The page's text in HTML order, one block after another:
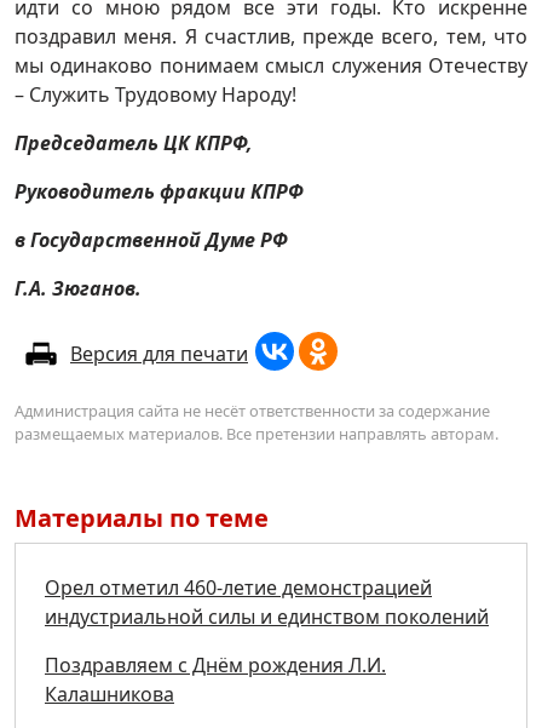
идти со мною рядом все эти годы. Кто искренне
поздравил меня. Я счастлив, прежде всего, тем, что
мы одинаково понимаем смысл служения Отечеству
– Служить Трудовому Народу!
Председатель ЦК КПРФ,
Руководитель фракции КПРФ
в Государственной Думе РФ
Г.А. Зюганов.
Версия для печати
Администрация сайта не несёт ответственности за содержание
размещаемых материалов. Все претензии направлять авторам.
Материалы по теме
Орел отметил 460-летие демонстрацией
индустриальной силы и единством поколений
Поздравляем с Днём рождения Л.И.
Калашникова